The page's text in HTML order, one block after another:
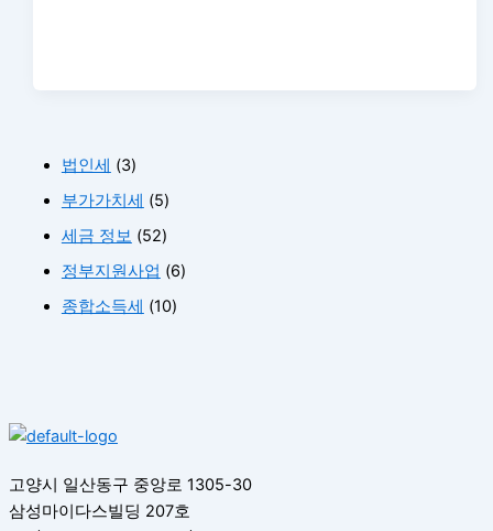
법인세 (3)
부가가치세 (5)
세금 정보 (52)
정부지원사업 (6)
종합소득세 (10)
고양시 일산동구 중앙로 1305-30
삼성마이다스빌딩 207호